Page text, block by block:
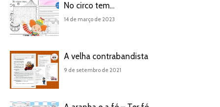
No circo tem…
14 de março de 2023
A velha contrabandista
9 de setembro de 2021